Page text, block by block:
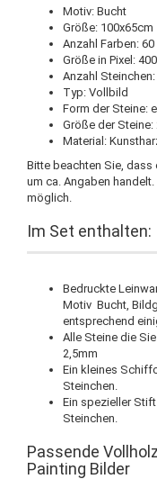
Motiv: Bucht
Größe: 100x65cm
Anzahl Farben: 60
Größe in Pixel:
Anzahl
Typ: Vollbild
Form der Steine:
Größe der Steine:
Material:
Bitte beachten Sie,
um ca. Angaben
möglich.
Im Set enthalten:
Bedruckte
Motiv Bucht,
entsprechend
Alle Steine die
2,5mm
Ein kleines
Steinchen.
Ein spezieller
Steinchen.
Passende
Painting Bilder